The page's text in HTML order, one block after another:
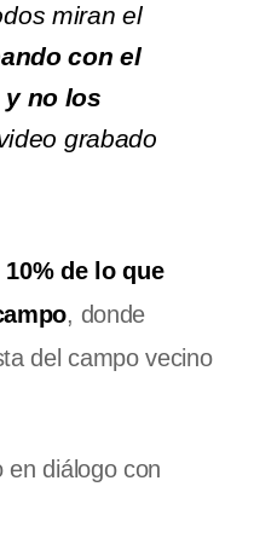
miran el
con el
y no los
grabado
de lo que
, donde
del campo vecino
en diálogo con